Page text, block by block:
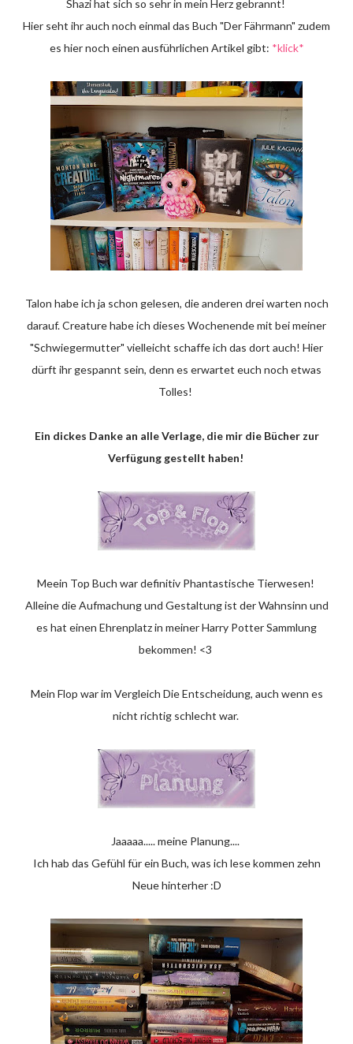
Shazi hat sich so sehr in mein Herz gebrannt!
Hier seht ihr auch noch einmal das Buch "Der Fährmann" zudem
es hier noch einen ausführlichen Artikel gibt: *klick*
Talon habe ich ja schon gelesen, die anderen drei warten noch
darauf. Creature habe ich dieses Wochenende mit bei meiner
"Schwiegermutter" vielleicht schaffe ich das dort auch! Hier
dürft ihr gespannt sein, denn es erwartet euch noch etwas
Tolles!
Ein dickes Danke an alle Verlage, die mir die Bücher zur
Verfügung gestellt haben!
Meein Top Buch war definitiv Phantastische Tierwesen!
Alleine die Aufmachung und Gestaltung ist der Wahnsinn und
es hat einen Ehrenplatz in meiner Harry Potter Sammlung
bekommen! <3
Mein Flop war im Vergleich Die Entscheidung, auch wenn es
nicht richtig schlecht war.
Jaaaaa..... meine Planung....
Ich hab das Gefühl für ein Buch, was ich lese kommen zehn
Neue hinterher :D